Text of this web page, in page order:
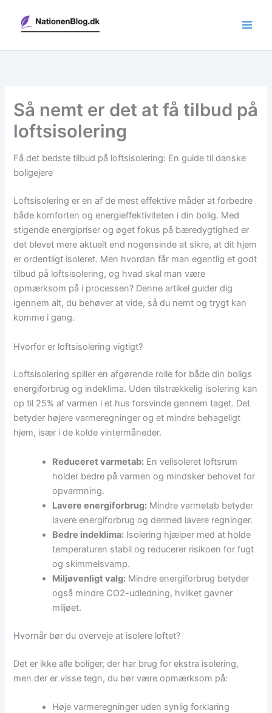
indholdet
Så nemt er det at få tilbud på
loftsisolering
Få det bedste tilbud på loftsisolering: En guide til danske
boligejere
Loftsisolering er en af de mest effektive måder at forbedre
både komforten og energieffektiviteten i din bolig. Med
stigende energipriser og øget fokus på bæredygtighed er
det blevet mere aktuelt end nogensinde at sikre, at dit hjem
er ordentligt isoleret. Men hvordan får man egentlig et godt
tilbud på loftsisolering, og hvad skal man være
opmærksom på i processen? Denne artikel guider dig
igennem alt, du behøver at vide, så du nemt og trygt kan
komme i gang.
Hvorfor er loftsisolering vigtigt?
Loftsisolering spiller en afgørende rolle for både din boligs
energiforbrug og indeklima. Uden tilstrækkelig isolering kan
op til 25% af varmen i et hus forsvinde gennem taget. Det
betyder højere varmeregninger og et mindre behageligt
hjem, især i de kolde vintermåneder.
Reduceret varmetab: En velisoleret loftsrum
holder bedre på varmen og mindsker behovet for
opvarmning.
Lavere energiforbrug: Mindre varmetab betyder
lavere energiforbrug og dermed lavere regninger.
Bedre indeklima: Isolering hjælper med at holde
temperaturen stabil og reducerer risikoen for fugt
og skimmelsvamp.
Miljøvenligt valg: Mindre energiforbrug betyder
også mindre CO2-udledning, hvilket gavner
miljøet.
Hvornår bør du overveje at isolere loftet?
Det er ikke alle boliger, der har brug for ekstra isolering,
men der er visse tegn, du bør være opmærksom på:
Høje varmeregninger uden synlig forklaring